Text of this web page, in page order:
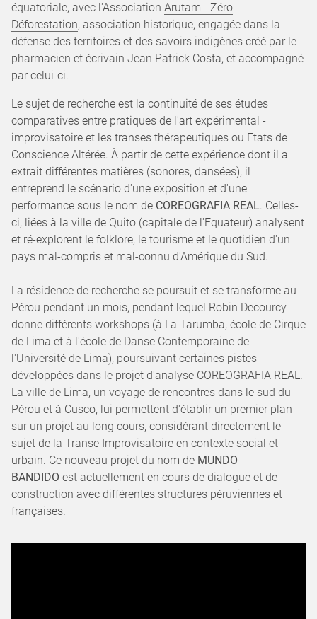
équatoriale, avec l'Association Arutam - Zéro
Déforestation, association historique, engagée dans la
défense des territoires et des savoirs indigènes créé par le
pharmacien et écrivain Jean Patrick Costa, et accompagné
par celui-ci.
Le sujet de recherche est la continuité de ses études
comparatives entre pratiques de l'art expérimental -
improvisatoire et les transes thérapeutiques ou Etats de
Conscience Altérée. À partir de cette expérience dont il a
extrait différentes matières (sonores, dansées), il
entreprend le scénario d'une exposition et d'une
performance sous le nom de COREOGRAFIA REAL. Celles-
ci, liées à la ville de Quito (capitale de l'Equateur) analysent
et ré-explorent le folklore, le tourisme et le quotidien d'un
pays mal-compris et mal-connu d'Amérique du Sud.
La résidence de recherche se poursuit et se transforme au
Pérou pendant un mois, pendant lequel Robin Decourcy
donne différents workshops (à La Tarumba, école de Cirque
de Lima et à l'école de Danse Contemporaine de
l'Université de Lima), poursuivant certaines pistes
développées dans le projet d'analyse COREOGRAFIA REAL.
La ville de Lima, un voyage de rencontres dans le sud du
Pérou et à Cusco, lui permettent d'établir un premier plan
sur un projet au long cours, considérant directement le
sujet de la Transe Improvisatoire en contexte social et
urbain. Ce nouveau projet du nom de MUNDO
BANDIDO est actuellement en cours de dialogue et de
construction avec différentes structures péruviennes et
françaises.